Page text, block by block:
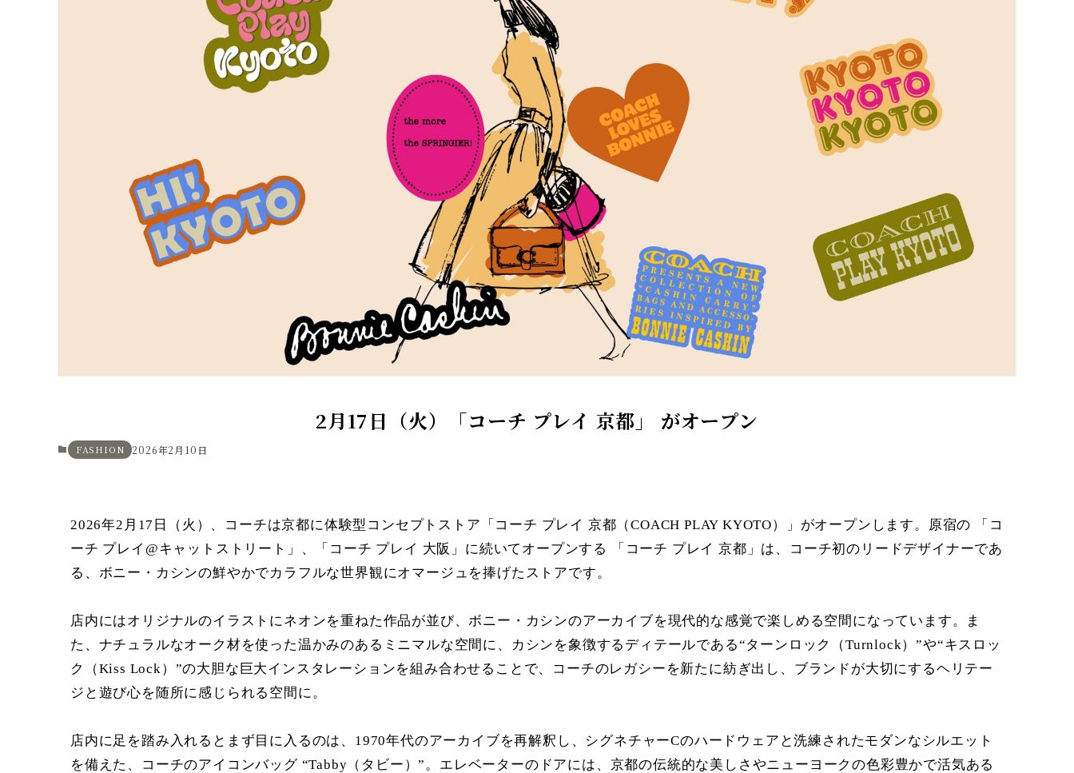
2月17日（火）「コーチ プレイ 京都」 がオープン
FASHION 2026年2月10日
2026年2月17日（火）、コーチは京都に体験型コンセプトストア「コーチ プレイ 京都（COACH PLAY KYOTO）」がオープンします。原宿の 「コ
ーチ プレイ@キャットストリート」、「コーチ プレイ 大阪」に続いてオープンする 「コーチ プレイ 京都」は、コーチ初のリードデザイナーであ
る、ボニー・カシンの鮮やかでカラフルな世界観にオマージュを捧げたストアです。
店内にはオリジナルのイラストにネオンを重ねた作品が並び、ボニー・カシンのアーカイブを現代的な感覚で楽しめる空間になっています。ま
た、ナチュラルなオーク材を使った温かみのあるミニマルな空間に、カシンを象徴するディテールである“ターンロック（Turnlock）”や“キスロッ
ク（Kiss Lock）”の大胆な巨大インスタレーションを組み合わせることで、コーチのレガシーを新たに紡ぎ出し、ブランドが大切にするヘリテー
ジと遊び心を随所に感じられる空間に。
店内に足を踏み入れるとまず目に入るのは、1970年代のアーカイブを再解釈し、シグネチャーCのハードウェアと洗練されたモダンなシルエット
を備えた、コーチのアイコンバッグ “Tabby（タビー）”。エレベーターのドアには、京都の伝統的な美しさやニューヨークの色彩豊かで活気ある